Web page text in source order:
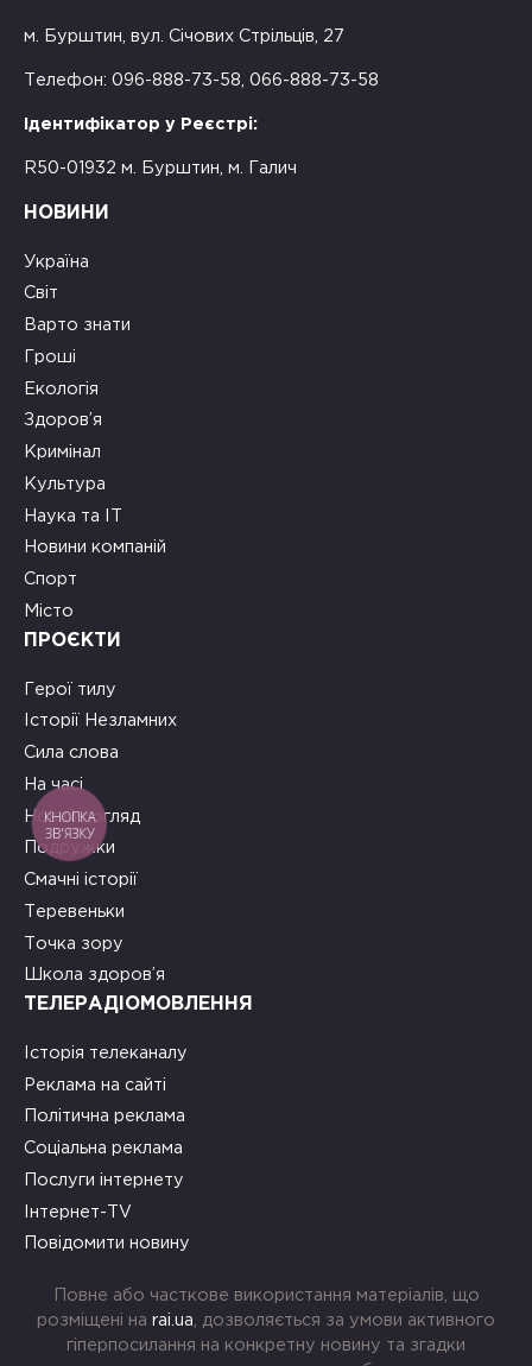
м. Бурштин, вул. Січових Стрільців, 27
Телефон: 096-888-73-58, 066-888-73-58
Ідентифікатор у Реєстрі:
R50-01932 м. Бурштин, м. Галич
НОВИНИ
Україна
Світ
Варто знати
Гроші
Екологія
Здоров’я
Кримінал
Культура
Наука та ІТ
Новини компаній
Спорт
Місто
ПРОЄКТИ
Герої тилу
Історії Незламних
Сила слова
На часі
Новий погляд
Подружки
Смачні історії
Теревеньки
Точка зору
Школа здоров’я
ТЕЛЕРАДІОМОВЛЕННЯ
Історія телеканалу
Реклама на сайті
Політична реклама
Соціальна реклама
Послуги інтернету
Інтернет-TV
Повідомити новину
Повне або часткове використання матеріалів, що
розміщені на rai.ua , дозволяється за умови активного
гіперпосилання на конкретну новину та згадки
КНОПКА
ЗВ'ЯЗКУ